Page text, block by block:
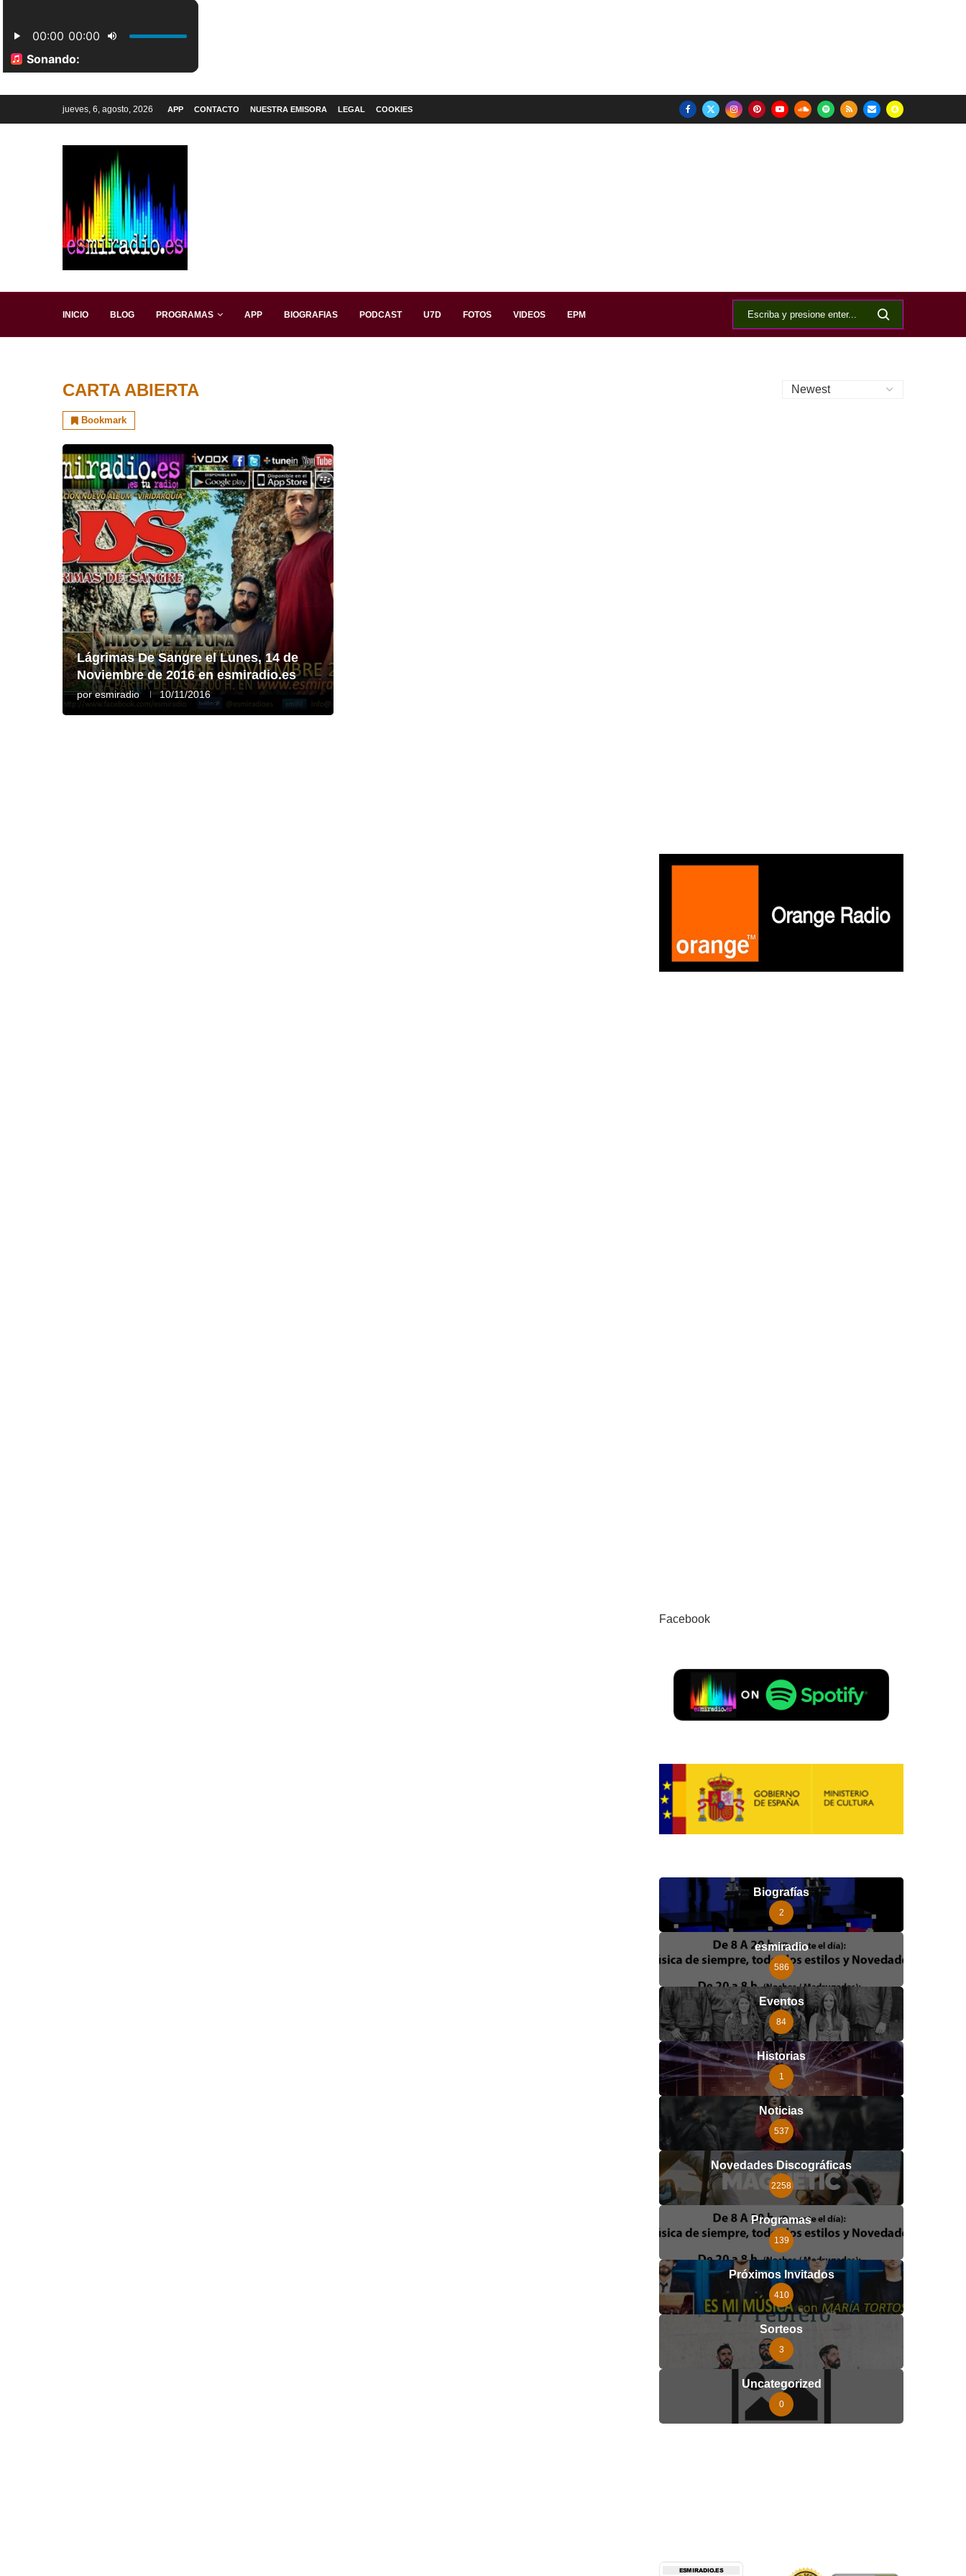
jueves, 6, agosto, 2026 APP CONTACTO NUESTRA EMISORA LEGAL COOKIES
INICIO BLOG PROGRAMAS APP BIOGRAFIAS PODCAST U7D FOTOS VIDEOS EPM
CARTA ABIERTA
Bookmark
Lágrimas De Sangre el Lunes, 14 de
Noviembre de 2016 en esmiradio.es
poresmiradio 10/11/2016
Facebook
Biografías
2
esmiradio
586
Eventos
84
Historias
1
Noticias
537
Novedades Discográficas
2258
Programas
139
Próximos Invitados
410
Sorteos
3
Uncategorized
0